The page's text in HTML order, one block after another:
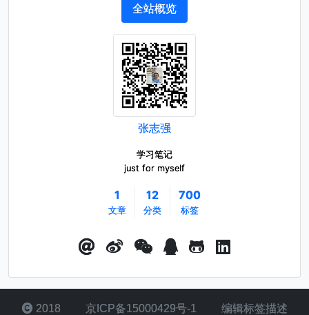
全站概览
张志强
学习笔记
just for myself
1
文章
12
分类
700
标签
2018 京ICP备15000429号-1 编辑标签描述